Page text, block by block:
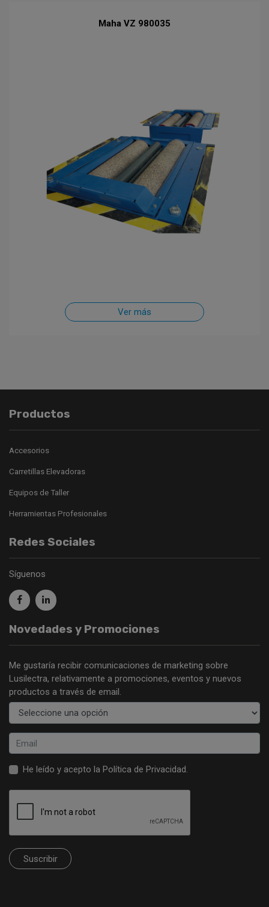
Maha VZ 980035
Ver más
Productos
Accesorios
Carretillas Elevadoras
Equipos de Taller
Herramientas Profesionales
Redes Sociales
Síguenos
Novedades y Promociones
Me gustaría recibir comunicaciones de marketing sobre
Lusilectra, relativamente a promociones, eventos y nuevos
productos a través de email.
He leído y acepto la Política de Privacidad.
Suscribir